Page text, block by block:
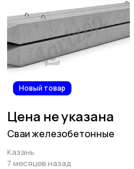
Новый товар
Цена не указана
Сваи железобетонные
Казань
7 месяцев назад